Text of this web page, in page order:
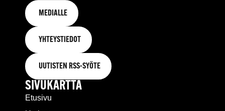
MEDIALLE
YHTEYSTIEDOT
UUTISTEN RSS-SYÖTE
SIVUKARTTA
Etusivu